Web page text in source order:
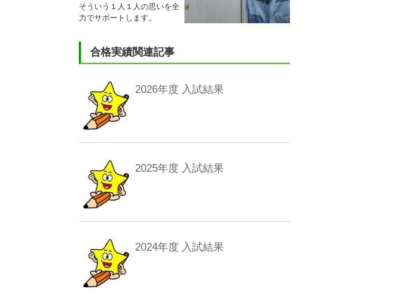
そういう１人１人の思いを全
力でサポートします。
合格実績関連記事
2026年度 入試結果
2025年度 入試結果
2024年度 入試結果